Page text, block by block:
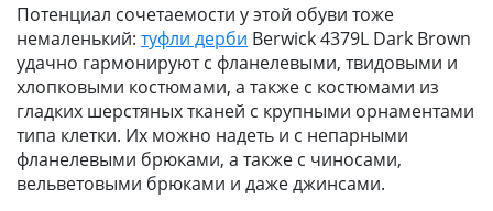
Потенциал сочетаемости у этой обуви тоже
немаленький: туфли дерби Berwick 4379L Dark Brown
удачно гармонируют с фланелевыми, твидовыми и
хлопковыми костюмами, а также с костюмами из
гладких шерстяных тканей с крупными орнаментами
типа клетки. Их можно надеть и с непарными
фланелевыми брюками, а также с чиносами,
вельветовыми брюками и даже джинсами.